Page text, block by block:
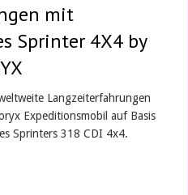
mit
Sprinter 4X4 by
Langzeiterfahrungen
Expeditionsmobil auf Basis
Sprinters 318 CDI 4x4.